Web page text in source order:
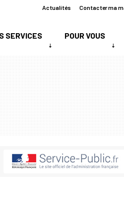
Actualités Contacter ma
SERVICES POUR VOUS